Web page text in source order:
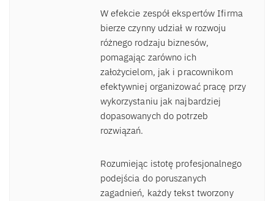
W efekcie zespół ekspertów Ifirma
bierze czynny udział w rozwoju
różnego rodzaju biznesów,
pomagając zarówno ich
założycielom, jak i pracownikom
efektywniej organizować pracę przy
wykorzystaniu jak najbardziej
dopasowanych do potrzeb
rozwiązań.
Rozumiejąc istotę profesjonalnego
podejścia do poruszanych
zagadnień, każdy tekst tworzony